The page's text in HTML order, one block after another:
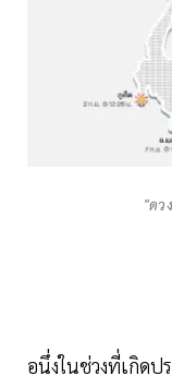
"ดว
อนึ่งในช่วงที่เกิดป